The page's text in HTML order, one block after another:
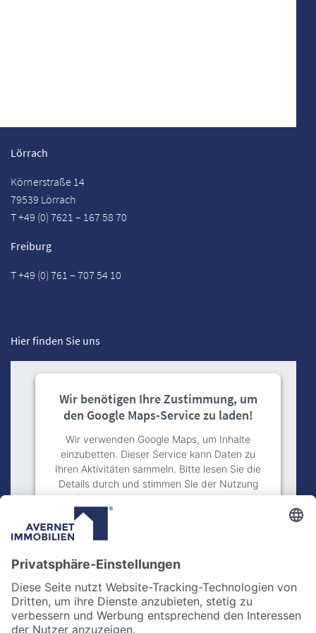
Lörrach
Körnerstraße 14
79539 Lörrach
T +49 (0) 7621 – 167 58 70
Freiburg
T +49 (0) 761 – 707 54 10
Hier finden Sie uns
Wir benötigen Ihre Zustimmung, um
den Google Maps-Service zu laden!
Wir verwenden Google Maps, um Inhalte
einzubetten. Dieser Service kann Daten zu
Ihren Aktivitäten sammeln. Bitte lesen Sie die
Details durch und stimmen Sie der Nutzung
des Service zu, um diese Inhalte anzuzeigen.
Akzeptieren
powered by Usercentrics Consent
Management Platform